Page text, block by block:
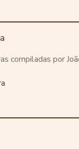
compiladas por